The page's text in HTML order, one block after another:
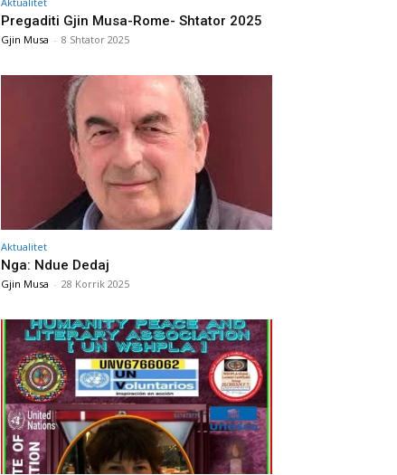
Pregaditi Gjin Musa-Rome- Shtator 2025
Gjin Musa - 8 Shtator 2025
Aktualitet
Nga: Ndue Dedaj
Gjin Musa - 28 Korrik 2025